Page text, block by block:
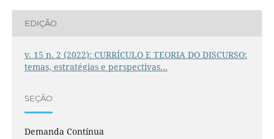
EDIÇÃO
v. 15 n. 2 (2022): CURRÍCULO E TEORIA DO DISCURSO:
temas, estratégias e perspectivas...
SEÇÃO
Demanda Contínua